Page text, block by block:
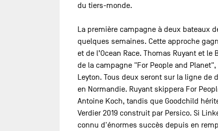
du tiers-monde.
La première campagne à deux bateaux
quelques semaines. Cette approche
et de l’Ocean Race. Thomas Ruyant et
de la campagne "For People and
Leyton. Tous deux seront sur la ligne de
en Normandie. Ruyant skippera For
Antoine Koch, tandis que Goodchild
Verdier 2019 construit par Persico. Si
connu d'énormes succès depuis en